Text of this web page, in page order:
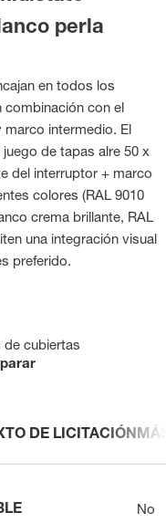
perla
en todos los
con el
intermedio. El
de tapas alre 50 x
del interruptor + marco
colores (RAL 9010
crema brillante, RAL
una integración visual
preferido.
de cubiertas
DE LICITACIÓN
No